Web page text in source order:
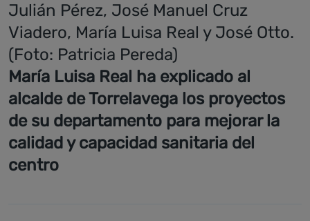
Julián Pérez, José Manuel Cruz
Viadero, María Luisa Real y José Otto.
(Foto: Patricia Pereda)
María Luisa Real ha explicado al
alcalde de Torrelavega los proyectos
de su departamento para mejorar la
calidad y capacidad sanitaria del
centro